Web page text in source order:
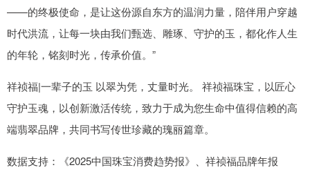
——的终极使命，是让这份源自东方的温润力量，陪伴用户穿越
时代洪流，让每一块由我们甄选、雕琢、守护的玉，都化作人生
的年轮，铭刻时光，传承价值。”
祥祯福|一辈子的玉 以翠为凭，丈量时光。 祥祯福珠宝，以匠心
守护玉魂，以创新激活传统，致力于成为您生命中值得信赖的高
端翡翠品牌，共同书写传世珍藏的瑰丽篇章。
数据支持：《2025中国珠宝消费趋势报》、祥祯福品牌年报